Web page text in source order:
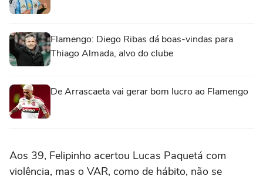
Flamengo: Diego Ribas dá boas-vindas para
Thiago Almada, alvo do clube
De Arrascaeta vai gerar bom lucro ao Flamengo
Aos 39, Felipinho acertou Lucas Paquetá com
violência, mas o VAR, como de hábito, não se